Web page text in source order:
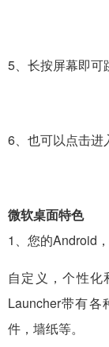
5、长按屏幕即可
6、也可以点击进
微软桌面特色
1、您的Android
自定义，个性化
Launcher带有
件，墙纸等。